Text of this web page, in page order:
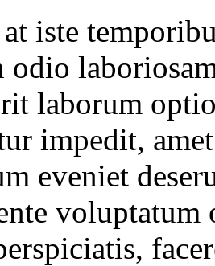
iste
odio
laborum
impedit,
eveniet